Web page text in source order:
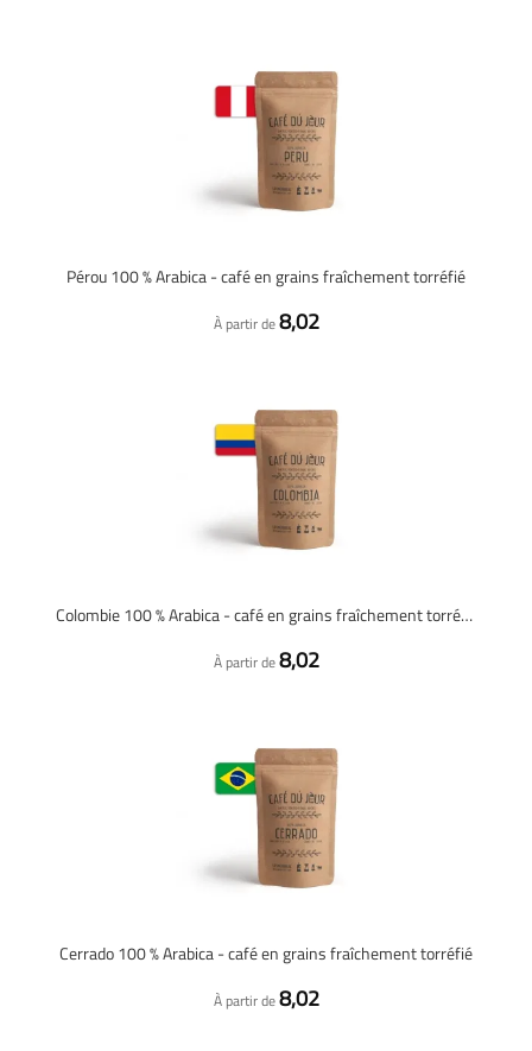
Pérou 100 % Arabica - café en grains fraîchement torréfié
À partir de8,02
Colombie 100 % Arabica - café en grains fraîchement torréfié
À partir de8,02
Cerrado 100 % Arabica - café en grains fraîchement torréfié
À partir de8,02